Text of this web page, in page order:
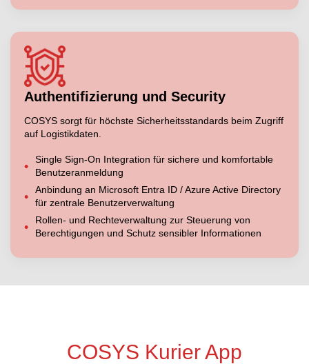
Authentifizierung und Security
COSYS sorgt für höchste Sicherheitsstandards beim Zugriff
auf Logistikdaten.
Single Sign-On Integration für sichere und komfortable
Benutzeranmeldung
Anbindung an Microsoft Entra ID / Azure Active Directory
für zentrale Benutzerverwaltung
Rollen- und Rechteverwaltung zur Steuerung von
Berechtigungen und Schutz sensibler Informationen
COSYS Kurier App